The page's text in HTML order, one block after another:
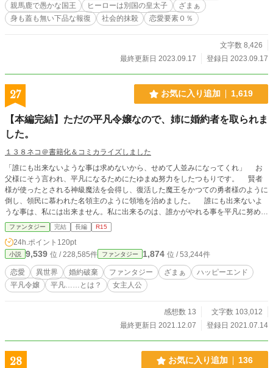
親馬鹿で愚かな国王
ヒーローは別国の皇太子
ざまぁ
身も蓋も無い下品な報復
社会的抹殺 恋愛要素０％
文字数 8,426
最終更新日 2023.09.17
登録日 2023.09.17
27 お気に入り追加 1,619
【本編完結】ただの平凡令嬢なので、姉に婚約者を取られま
した。
１３８ネコ＠書籍化＆コミカライズしました
「誰にも出来ないような事は求めないから、せめて人並みになってくれ」 お
父様にそう言われ、平凡になるためにたゆまぬ努力をしたつもりです。 賢者
様が使ったとされる神級魔法を会得し、復活した魔王をかつての勇者様のように
倒し、領民に慕われた名領主のように領地を治めました。 誰にも出来ないよ
うな事は、私には出来ません。私に出来るのは、誰かがやれる事を平凡に努めて
きただけ。 そんな平凡な私だから、非凡な姉に婚約者を奪われてしまうの
は、仕方がない事なのです。 諦めきれない私は、せめて平凡なりに仕返しを
してみようと思います。
ファンタジー 完結 長編 R15
24h.ポイント 120pt
小説 9,539 位 / 228,585件 ファンタジー 1,874 位 / 53,244件
恋愛 異世界 婚約破棄 ファンタジー ざまぁ
ハッピーエンド
平凡令嬢
平凡……とは？ 女主人公
感想数 13
文字数 103,012
最終更新日 2021.12.07
登録日 2021.07.14
28 お気に入り追加 136